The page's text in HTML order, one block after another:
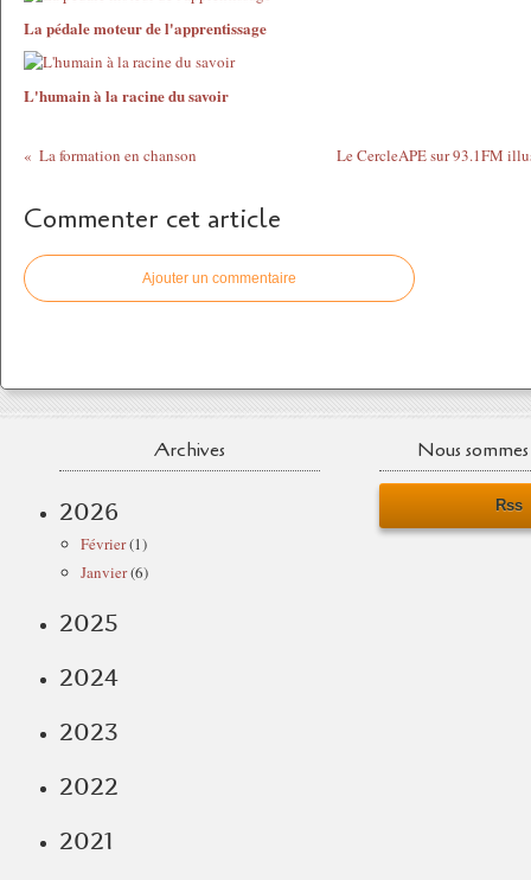
La pédale moteur de l'apprentissage
L'humain à la racine du savoir
La formation en chanson Le CercleAPE sur 93.1FM
Commenter cet article
Ajouter un commentaire
Archives
2026
Février(1)
Janvier(6)
2025
2024
2023
2022
2021
Nous
Rss